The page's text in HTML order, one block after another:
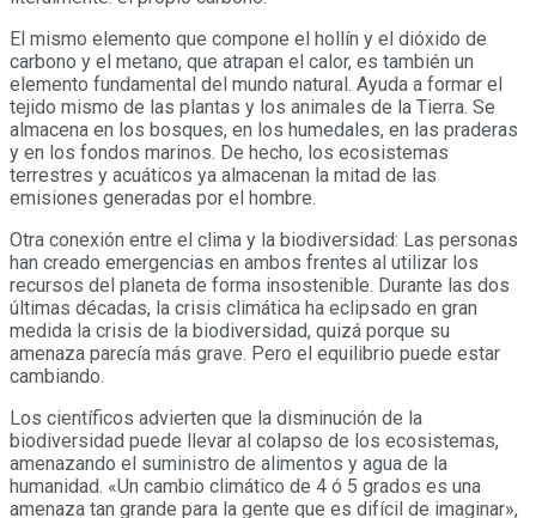
El mismo elemento que compone el hollín y el dióxido de
carbono y el metano, que atrapan el calor, es también un
elemento fundamental del mundo natural. Ayuda a formar el
tejido mismo de las plantas y los animales de la Tierra. Se
almacena en los bosques, en los humedales, en las praderas
y en los fondos marinos. De hecho, los ecosistemas
terrestres y acuáticos ya almacenan la mitad de las
emisiones generadas por el hombre.
Otra conexión entre el clima y la biodiversidad: Las personas
han creado emergencias en ambos frentes al utilizar los
recursos del planeta de forma insostenible. Durante las dos
últimas décadas, la crisis climática ha eclipsado en gran
medida la crisis de la biodiversidad, quizá porque su
amenaza parecía más grave. Pero el equilibrio puede estar
cambiando.
Los científicos advierten que la disminución de la
biodiversidad puede llevar al colapso de los ecosistemas,
amenazando el suministro de alimentos y agua de la
humanidad. «Un cambio climático de 4 ó 5 grados es una
amenaza tan grande para la gente que es difícil de imaginar»,